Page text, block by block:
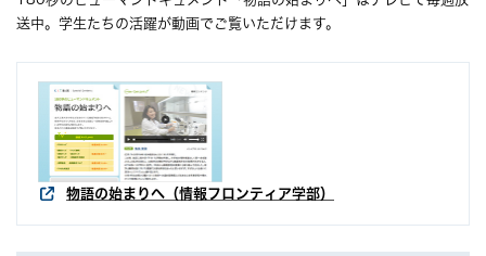
送中。学生たちの活躍が動画でご覧いただけます。
物語の始まりへ（情報フロンティア学部）